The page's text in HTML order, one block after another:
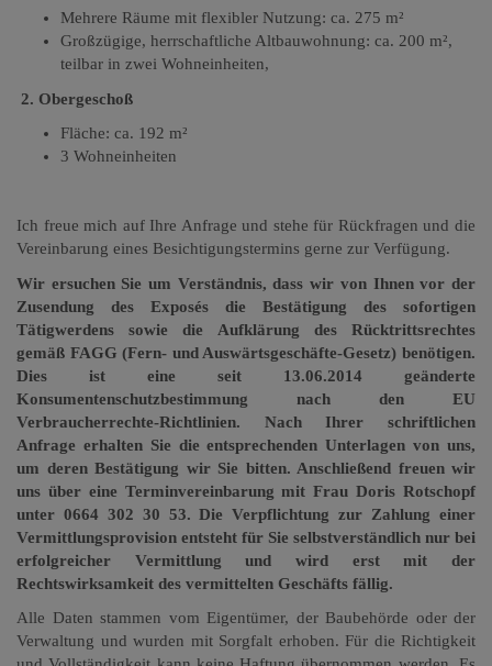
Mehrere Räume mit flexibler Nutzung: ca. 275 m²
Großzügige, herrschaftliche Altbauwohnung: ca. 200 m²,
teilbar in zwei Wohneinheiten,
2. Obergeschoß
Fläche: ca. 192 m²
3 Wohneinheiten
Ich freue mich auf Ihre Anfrage und stehe für Rückfragen und die
Vereinbarung eines Besichtigungstermins gerne zur Verfügung.
Wir ersuchen Sie um Verständnis, dass wir von Ihnen vor der
Zusendung des Exposés die Bestätigung des sofortigen
Tätigwerdens sowie die Aufklärung des Rücktrittsrechtes
gemäß FAGG (Fern- und Auswärtsgeschäfte-Gesetz) benötigen.
Dies ist eine seit 13.06.2014 geänderte
Konsumentenschutzbestimmung nach den EU
Verbraucherrechte-Richtlinien. Nach Ihrer schriftlichen
Anfrage erhalten Sie die entsprechenden Unterlagen von uns,
um deren Bestätigung wir Sie bitten. Anschließend freuen wir
uns über eine Terminvereinbarung mit Frau Doris Rotschopf
unter 0664 302 30 53. Die Verpflichtung zur Zahlung einer
Vermittlungsprovision entsteht für Sie selbstverständlich nur bei
erfolgreicher Vermittlung und wird erst mit der
Rechtswirksamkeit des vermittelten Geschäfts fällig.
Alle Daten stammen vom Eigentümer, der Baubehörde oder der
Verwaltung und wurden mit Sorgfalt erhoben. Für die Richtigkeit